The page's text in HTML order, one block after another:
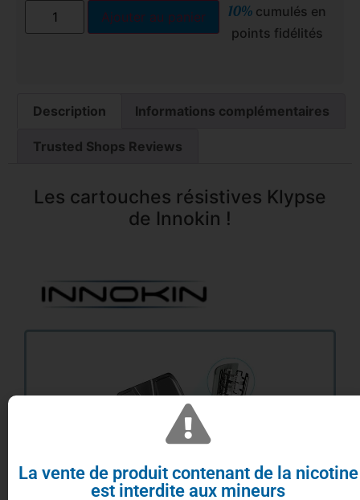
Ajouter au panier 10% cumulés en
points fidélités
Description Informations complémentaires
Trusted Shops Reviews
Les cartouches résistives Klypse
de Innokin !
La vente de produit contenant de la nicotine
est interdite aux mineurs